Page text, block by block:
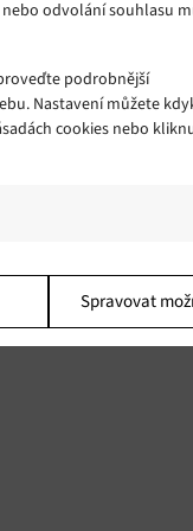
odvolání souhlasu
podrobnější
Nastavení můžete
cookies nebo
publiku
Spravovat